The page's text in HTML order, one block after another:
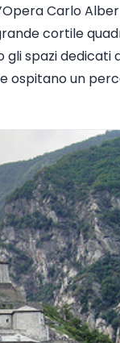
Carlo
cortile
gli spazi
ospitano un